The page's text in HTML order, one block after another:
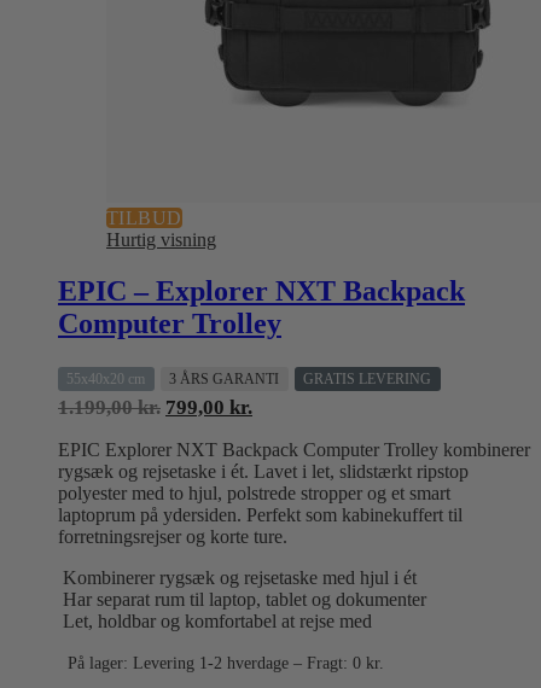
TILBUD
Hurtig visning
EPIC – Explorer NXT Backpack
Computer Trolley
55x40x20 cm 3 ÅRS GARANTI GRATIS LEVERING
1.199,00kr. Den
pris
var:
1.199,00 kr..
799,00 kr.
pris
er:
799,00 kr..
EPIC Explorer NXT Backpack Computer Trolley kombinerer
rygsæk og rejsetaske i ét. Lavet i let, slidstærkt ripstop
polyester med to hjul, polstrede stropper og et smart
laptoprum på ydersiden. Perfekt som kabinekuffert til
forretningsrejser og korte ture.
Kombinerer rygsæk og rejsetaske med hjul i ét
Har separat rum til laptop, tablet og dokumenter
Let, holdbar og komfortabel at rejse med
På lager: Levering 1-2 hverdage – Fragt: 0 kr.